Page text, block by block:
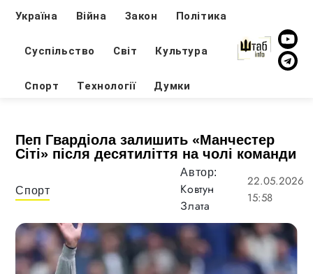
Україна Війна Закон Політика
Суспільство Світ Культура
Спорт Технології Думки
Пеп Гвардіола залишить «Манчестер
Сіті» після десятиліття на чолі команди
Спорт
Автор:
Ковтун
Злата
22.05.2026
15:58